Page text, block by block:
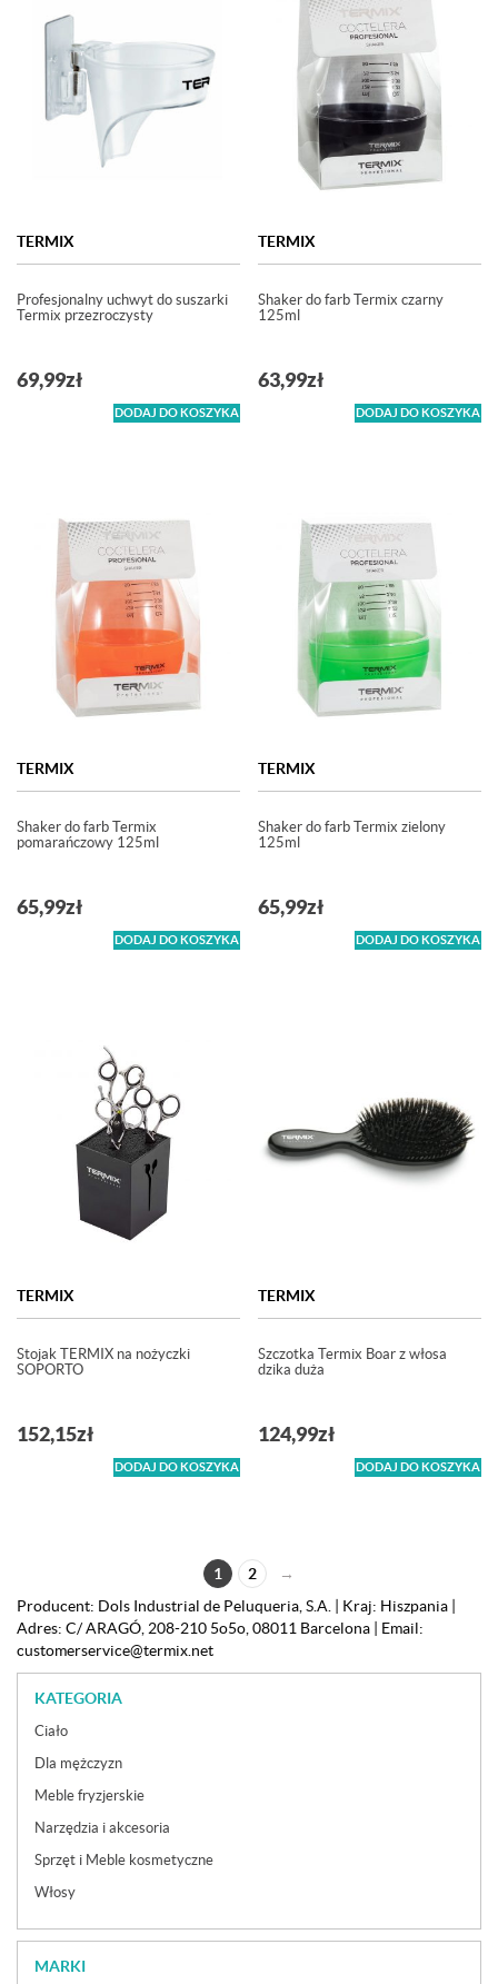
TERMIX
Profesjonalny uchwyt do suszarki
Termix przezroczysty
69,99zł
DODAJ DO KOSZYKA
TERMIX
Shaker do farb Termix czarny
125ml
63,99zł
DODAJ DO KOSZYKA
TERMIX
Shaker do farb Termix
pomarańczowy 125ml
65,99zł
DODAJ DO KOSZYKA
TERMIX
Shaker do farb Termix zielony
125ml
65,99zł
DODAJ DO KOSZYKA
TERMIX
Stojak TERMIX na nożyczki
SOPORTO
152,15zł
DODAJ DO KOSZYKA
TERMIX
Szczotka Termix Boar z włosa
dzika duża
124,99zł
DODAJ DO KOSZYKA
1 2
→
Producent: Dols Industrial de Peluqueria, S.A. | Kraj: Hiszpania |
Adres: C/ ARAGÓ, 208-210 5o5o, 08011 Barcelona | Email:
customerservice@termix.net
KATEGORIA
Ciało
Dla mężczyzn
Meble fryzjerskie
Narzędzia i akcesoria
Sprzęt i Meble kosmetyczne
Włosy
MARKI